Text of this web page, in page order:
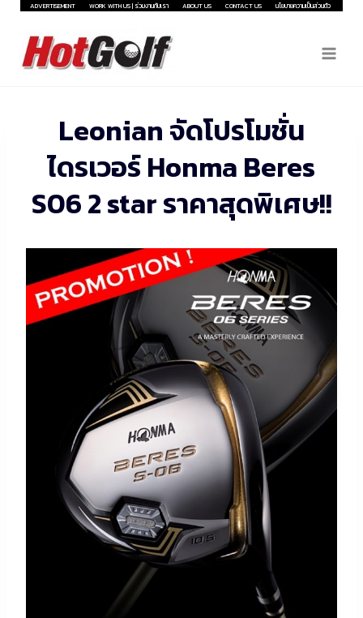
Skip
content
ADVERTISEMENT WORK WITH US | ร่วมงานกับเรา ABOUT US CONTACT US นโยบายความเป็นส่วนตัว
Leonian จัดโปรโมชั่น
ไดรเวอร์ Honma Beres
S06 2 star ราคาสุดพิเศษ!!